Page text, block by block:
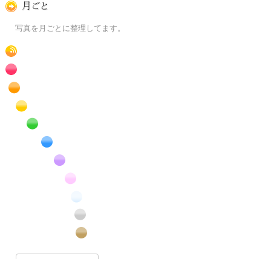
写真を月ごとに整理してます。
RSS
赤色の花のフリー写真素材
橙色の花のフリー写真素材
黄色の花のフリー写真素材
緑色の花のフリー写真素材
青色の花のフリー写真素材
紫色の花のフリー写真素材
白色の花のフリー写真素材
昆虫のフリー写真素材